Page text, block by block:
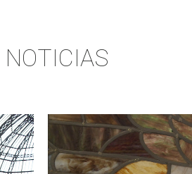
NOTICIAS